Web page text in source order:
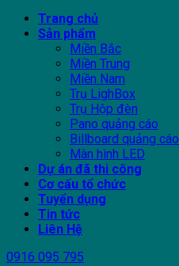
Trang chủ
Sản phẩm
Miền Bắc
Miền Trung
Miền Nam
Trụ LighBox
Trụ Hộp đèn
Pano quảng cáo
Billboard quảng cáo
Màn hình LED
Dự án đã thi công
Cơ cấu tổ chức
Tuyển dụng
Tin tức
Liên Hệ
0916 095 795